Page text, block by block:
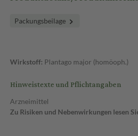
Packungsbeilage
Wirkstoff: Plantago major (homöoph.)
Hinweistexte und Pflichtangaben
Arzneimittel
Zu Risiken und Nebenwirkungen lesen